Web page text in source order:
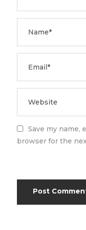
Save my name,
browser for the